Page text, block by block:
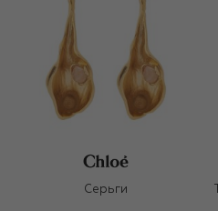
Серьги